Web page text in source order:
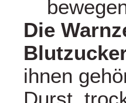
Die
ihnen